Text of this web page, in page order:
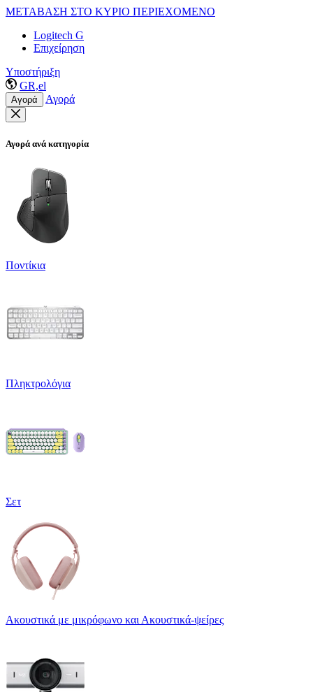
ΜΕΤΑΒΑΣΗ ΣΤΟ ΚΥΡΙΟ ΠΕΡΙΕΧΟΜΕΝΟ
Logitech G
Επιχείρηση
Υποστήριξη
GR,el
Αγορά Αγορά
Αγορά ανά κατηγορία
Ποντίκια
Πληκτρολόγια
Σετ
Ακουστικά με μικρόφωνο και Ακουστικά-ψείρες